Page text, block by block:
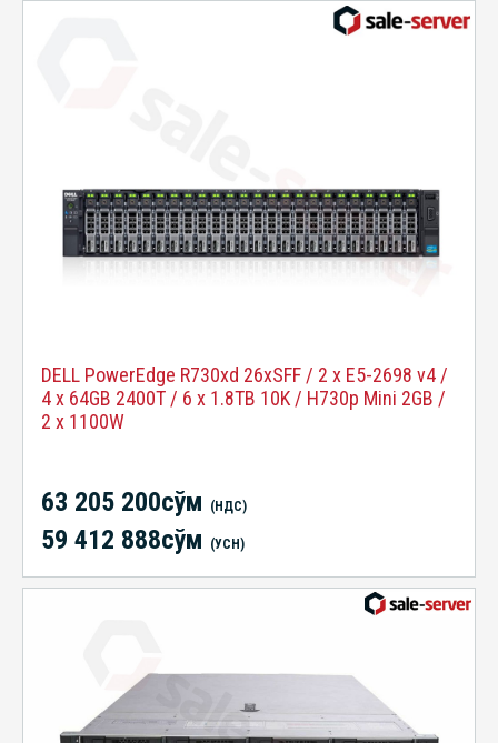
DELL PowerEdge R730xd 26xSFF / 2 x E5-2698 v4 /
4 x 64GB 2400T / 6 x 1.8TB 10K / H730p Mini 2GB /
2 x 1100W
63 205 200сўм (НДС)
59 412 888сўм (УСН)